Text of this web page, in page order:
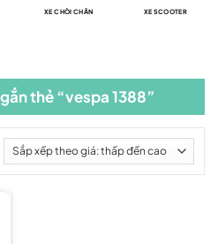
XE CHÒI CHÂN XE SCOOTER
thẻ “vespa 1388”